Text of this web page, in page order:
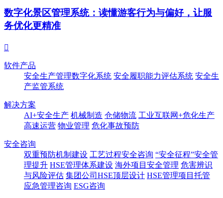
数字化景区管理系统：读懂游客行为与偏好，让服
务优化更精准

软件产品
安全生产管理数字化系统 安全履职能力评估系统 安全生
产监管系统
解决方案
AI+安全生产 机械制造 仓储物流 工业互联网+危化生产
高速运营 物业管理 危化事故预防
安全咨询
双重预防机制建设 工艺过程安全咨询 “安全征程”安全管
理提升 HSE管理体系建设 海外项目安全管理 危害辨识
与风险评估 集团公司HSE顶层设计 HSE管理项目托管
应急管理咨询 ESG咨询